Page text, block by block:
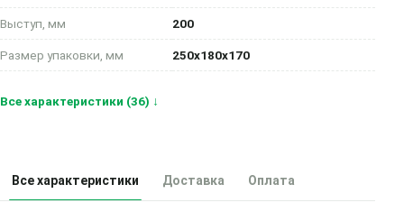
Выступ, мм 200
Размер упаковки, мм 250x180x170
Все характеристики (36) ↓
Все характеристики Доставка Оплата